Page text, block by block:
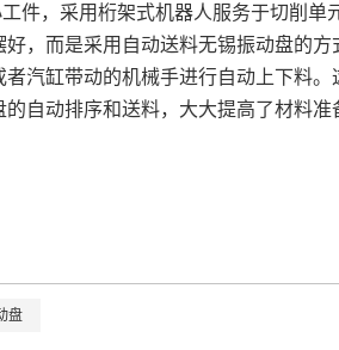
件，采用桁架式机器人服务于切削单
，而是采用自动送料无锡振动盘的
汽缸带动的机械手进行自动上下料
自动排序和送料，大大提高了材料
盘